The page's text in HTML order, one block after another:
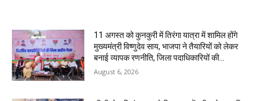
11 अगस्त को कुनकुरी में तिरंगा यात्रा में शामिल होंगे
मुख्यमंत्री विष्णुदेव साय, भाजपा ने तैयारियों को लेकर
बनाई व्यापक रणनीति, जिला पदाधिकारियों की...
August 6, 2026